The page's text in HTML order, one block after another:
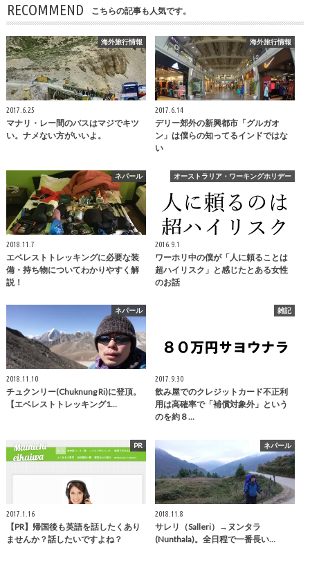
RECOMMEND こちらの記事も人気です。
海外旅行情報
2017.6.25
マナリ・レー間のバスはマジでキツ
い。ナメない方がいいよ。
海外旅行情報
2017.6.14
デリー郊外の新興都市「グルガオ
ン」は僕らの知ってるインドではな
い
ネパール
2018.11.7
エベレストトレッキングに必要な装
備・持ち物についてわかりやすく解
説！
オーストラリア・ワーキングホリデー
2016.9.1
ワーホリ中の僕が「人に頼ることは
超ハイリスク」と感じたとある女性
のお話
ネパール
2018.11.10
チュクンリー(Chuknung Ri)に登頂。
【エベレストトレッキング1…
雑記
2017.9.30
飲み屋でのクレジットカード不正利
用は高確率で「補償対象外」という
のを約８…
PR
2017.1.16
【PR】帰国後も英語を話したくあり
ませんか？話したいですよね？
ネパール
2018.11.8
サレリ（Salleri）→ヌンタラ
(Nunthala)。全日程で一番長い…